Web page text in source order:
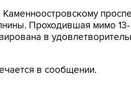
Проходившая мимо 13-
в
в сообщении.